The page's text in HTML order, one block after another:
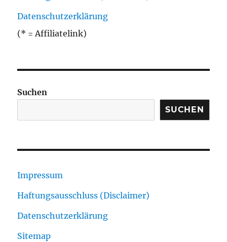
Datenschutzerklärung
(* = Affiliatelink)
Suchen
SUCHEN
Impressum
Haftungsausschluss (Disclaimer)
Datenschutzerklärung
Sitemap